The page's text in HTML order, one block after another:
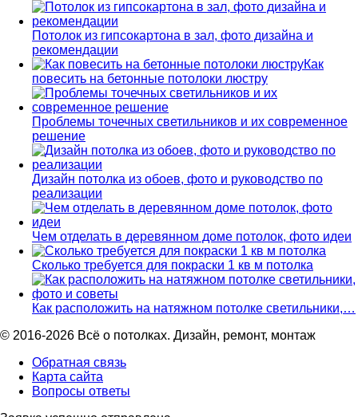
Потолок из гипсокартона в зал, фото дизайна и
рекомендации
Как
повесить на бетонные потолоки люстру
Проблемы точечных светильников и их современное
решение
Дизайн потолка из обоев, фото и руководство по
реализации
Чем отделать в деревянном доме потолок, фото идеи
Сколько требуется для покраски 1 кв м потолка
Как расположить на натяжном потолке светильники,…
© 2016-2026 Всё о потолках. Дизайн, ремонт, монтаж
Обратная связь
Карта сайта
Вопросы ответы